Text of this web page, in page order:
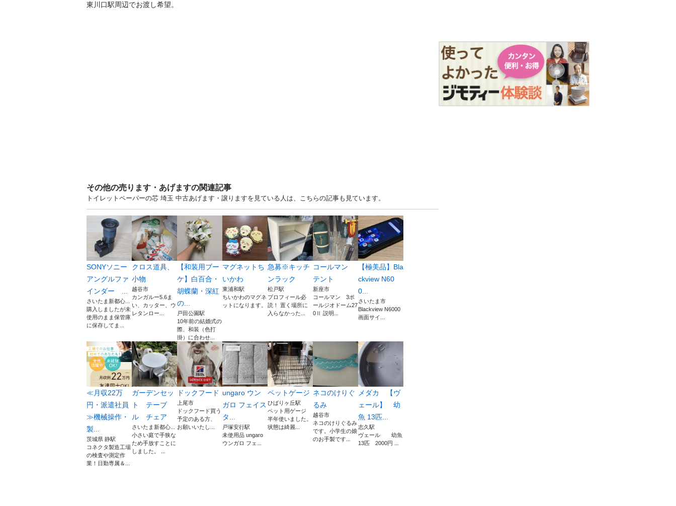
東川口駅周辺でお渡し希望。
その他の売ります・あげますの関連記事
トイレットペーパーの芯 埼玉 中古あげます・譲りますを見ている人は、こちらの記事も見ています。
SONYソニー
アングルファ
インダー ...
さいたま新都心...
購入しましたが未
使用のまま保管庫
に保存してま...
クロス道具、
小物
越谷市
カンガルー5.6ま
い、カッター、ウ
レタンロー...
【和装用ブー
ケ】白百合・
胡蝶蘭・深紅
の...
戸田公園駅
10年前の結婚式の
際、和装（色打
掛）に合わせ...
マグネットち
いかわ
東浦和駅
ちいかわのマグネ
ットになります。
急募※キッチ
ンラック
松戸駅
プロフィール必
読！ 置く場所に
入らなかった...
コールマン
テント
新座市
コールマン 3ポ
ールジオドーム27
0Ⅱ 説明...
【極美品】Bla
ckview N60
0...
さいたま市
Blackview N6000
画面サイ...
≪月収22万
円・派遣社員
≫機械操作・
製...
茨城県 静駅
コネクタ製造工場
の検査や測定作
業！日勤専属＆...
ガーデンセッ
ト テーブ
ル チェア
さいたま新都心...
小さい庭で手狭な
ため手放すことに
しました。 ...
ドックフード
上尾市
ドックフード買う
予定のある方、
お願いいたし...
ungaro ウン
ガロ フェイス
タ...
戸塚安行駅
未使用品 ungaro
ウンガロ フェ...
ペットゲージ
ひばりヶ丘駅
ペット用ゲージ
半年使いました。
状態は綺麗...
ネコのけりぐ
るみ
越谷市
ネコのけりぐるみ
です。小学生の娘
のお手製です...
メダカ 【ヴ
ェール】 幼
魚 13匹...
志久駅
ヴェール 幼魚
13匹 2000円 ...